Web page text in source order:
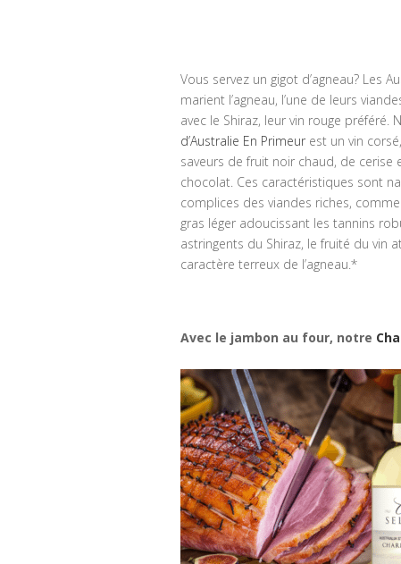
Vous servez un gigot d’agneau? Les
marient l’agneau, l’une de leurs
avec le Shiraz, leur vin rouge préféré.
d’Australie En Primeur est un vin
saveurs de fruit noir chaud, de cerise
chocolat. Ces caractéristiques sont
complices des viandes riches, comme
gras léger adoucissant les tannins
astringents du Shiraz, le fruité du vin
caractère terreux de l’agneau.*
Avec le jambon au four, notre